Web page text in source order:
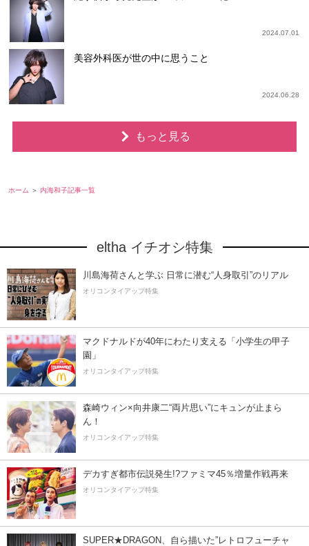
2024.07.01
美容外科医が世の中に思うこと
2024.06.28
もっと見る
ホーム 内海和子記事一覧
eltha イチオシ特集
川島海荷さんと学ぶ 日常に潜む“人身取引”のリアル
オリコンタイアップ特集
マクドナルドが40年にわたり支える「小学生の甲子
園」
オリコンタイアップ特集
森崎ウィン×向井康二“両片思い”にキュンが止まら
ん！
オリコンタイアップ特集
デカすぎ都市伝説発生!?ファミマ45％増量作戦再来
オリコンタイアップ特集
SUPER★DRAGON、自ら描いた”レトロフューチャ